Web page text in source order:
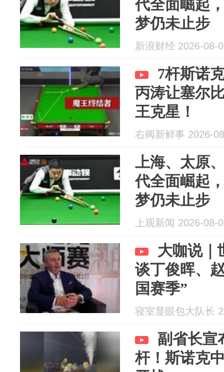
代全面崛起
梦仍未止步
新浪财经 2026-08-
7杆斯诺
丙涛让塞尔
王克星！
右阀新鲜事 2026-
上海、太原
代全面崛起
梦仍未止步
上观新闻 2026-08-
大咖说｜
谈丁俊晖、
国赛季”
寝室显眼包大队长
副省长宣
杆！斯诺克